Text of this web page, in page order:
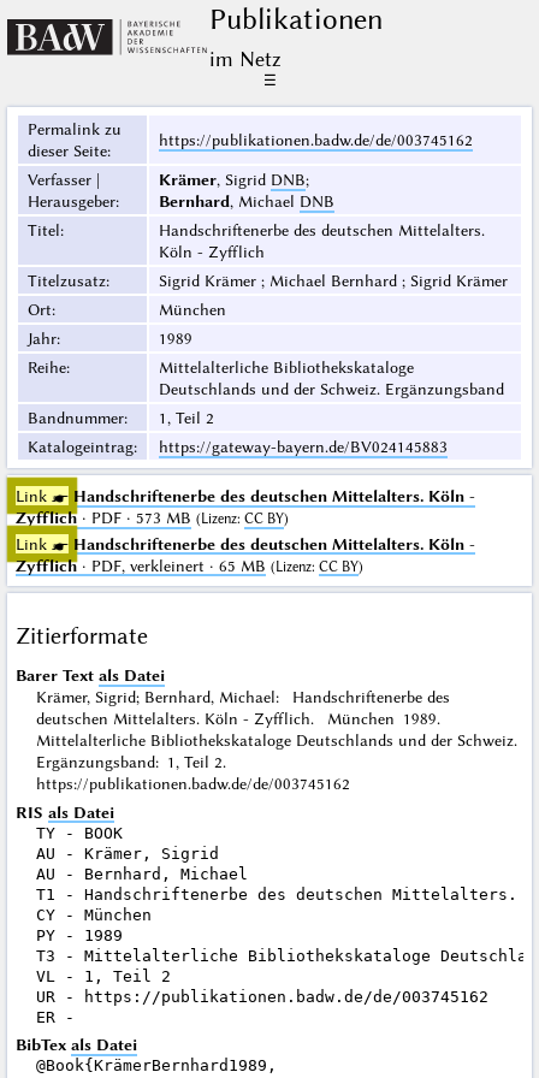
Publikationen
im Netz
☰
Permalink zu
dieser Seite:
https://publikationen.badw.de/de/003745162
Verfasser |
Herausgeber:
Krämer, Sigrid DNB;
Bernhard, Michael DNB
Titel:
Handschriftenerbe des deutschen Mittelalters.
Köln - Zyfflich
Titelzusatz:
Sigrid Krämer ; Michael Bernhard ; Sigrid Krämer
Ort:
München
Jahr:
1989
Reihe:
Mittelalterliche Bibliothekskataloge
Deutschlands und der Schweiz. Ergänzungsband
Bandnummer:
1, Teil 2
Katalogeintrag: https://gateway-bayern.de/BV024145883
Link ☛ Handschriftenerbe des deutschen Mittelalters. Köln -
Zyfflich· PDF · 573 MB (Lizenz: CC BY)
Link ☛ Handschriftenerbe des deutschen Mittelalters. Köln -
Zyfflich· PDF, verkleinert · 65 MB (Lizenz: CC BY)
Zitierformate
Barer Text als Datei
Krämer, Sigrid; Bernhard, Michael: Handschriftenerbe des
deutschen Mittelalters. Köln - Zyfflich. München 1989.
Mittelalterliche Bibliothekskataloge Deutschlands und der Schweiz.
Ergänzungsband: 1, Teil 2.
https://publikationen.badw.de/de/003745162
RIS als Datei
TY - BOOK
AU - Krämer, Sigrid
AU - Bernhard, Michael
T1 - Handschriftenerbe des deutschen Mittelalters.
CY - München
PY - 1989
T3 - Mittelalterliche Bibliothekskataloge
VL - 1, Teil 2
UR - https://publikationen.badw.de/de/003745162
BibTex als Datei
@Book{KrämerBernhard1989,